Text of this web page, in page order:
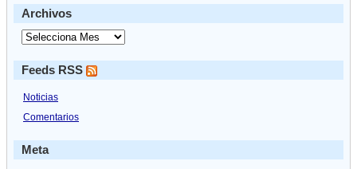
Archivos
Feeds RSS
Noticias
Comentarios
Meta